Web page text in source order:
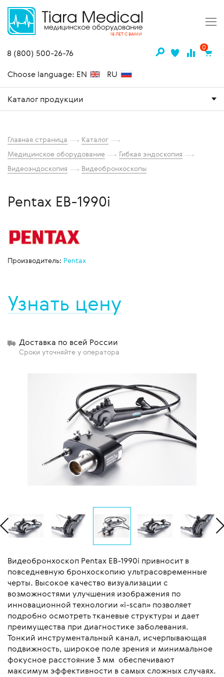
18 ЛЕТ С ВАМИ
8 (800) 500-26-76
0
Choose language: EN RU
Каталог продукции
Главная страница
Каталог
Медицинское оборудование
Гибкая эндоскопия
Видеоэндоскопия
Видеобронхоскопы
Pentax EB-1990i
Видеобронхоскоп Pentax EB-1990i привносит в
повседневную бронхоскопию ультрасовременные
черты. Высокое качество визуализации с
возможностями улучшения изображения по
инновационной технологии «i-scan» позволяет
подробно осмотреть тканевые структуры и дает
преимущества при диагностике заболевания.
Тонкий инструментальный канал, исчерпывающая
подвижность, широкое поле зрения и минимальное
фокусное расстояние 3 мм обеспечивают
максимум эффективности в самых сложных случаях.
Производитель: Pentax
Узнать цену
Доставка по всей России
Сроки уточняйте у оператора